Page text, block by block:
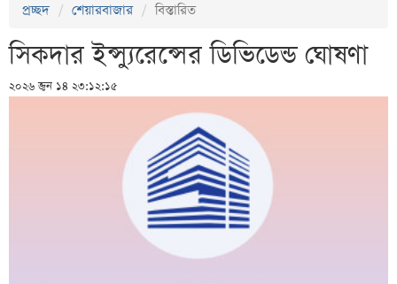
প্রচ্ছদ শেয়ারবাজার বিস্তারিত
সিকদার ইন্স্যুরেন্সের ডিভিডেন্ড ঘোষণা
২০২৬ জুন ১৪ ২৩:১২:১৫